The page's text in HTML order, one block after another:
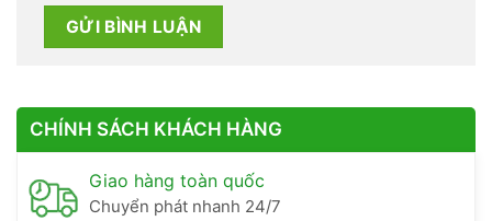
CHÍNH SÁCH KHÁCH HÀNG
Giao hàng toàn quốc
Chuyển phát nhanh 24/7